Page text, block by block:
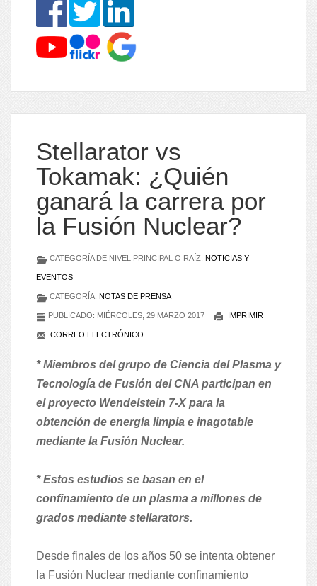
Stellarator vs
Tokamak: ¿Quién
ganará la carrera por
la Fusión Nuclear?
CATEGORÍA DE NIVEL PRINCIPAL O RAÍZ: NOTICIAS Y
EVENTOS
CATEGORÍA: NOTAS DE PRENSA
PUBLICADO: MIÉRCOLES, 29 MARZO 2017 IMPRIMIR
CORREO ELECTRÓNICO
* Miembros del grupo de Ciencia del Plasma y
Tecnología de Fusión del CNA participan en
el proyecto Wendelstein 7-X para la
obtención de energía limpia e inagotable
mediante la Fusión Nuclear.
* Estos estudios se basan en el
confinamiento de un plasma a millones de
grados mediante stellarators.
Desde finales de los años 50 se intenta obtener
la Fusión Nuclear mediante confinamiento